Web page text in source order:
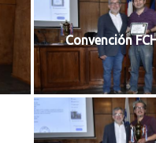
Convención